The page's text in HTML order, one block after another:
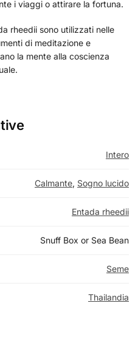
i viaggi o attirare la fortuna.
rheedii sono utilizzati nelle
di meditazione e
la mente alla coscienza
Intero
Calmante, Sogno lucido
Entada rheedii
Snuff Box or Sea Bean
Seme
Thailandia